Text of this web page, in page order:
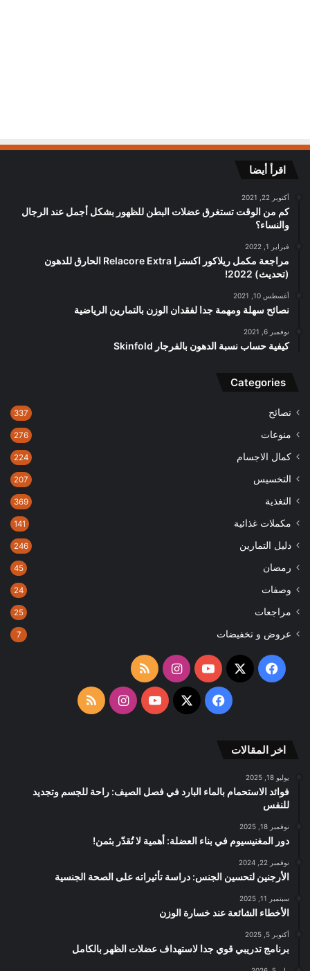
اقرأ أيضا
أكتوبر 22, 2021
كم من الوقت تستغرق عضلات البطن للظهور بشكل أجمل عند الرجال
والنساء؟
فبراير 1, 2022
مراجعة مكمل ريلاكور اكسترا Relacore Extra الحارق للدهون
(تحديث) 2022!
أغسطس 10, 2021
نصائح سهلة ومهمة جدا لفقدان الوزن بالتمارين الرياضية
نوفمبر 6, 2021
كيفية حساب نسبة الدهون بالفرجار Skinfold
Categories
نصائح 337
منوعات 276
كمال الاجسام 224
التخسيس 207
التغذية 369
مكملات غذائية 141
دليل التمارين 246
رمضان 45
وصفات 24
مراجعات 25
عروض و تخفيضات 7
فيسبوك
‫X
‫YouTubeانستقرامملخص
الموقع
فيسبوك
‫X
‫YouTubeانستقرامملخص
اخر المقالات
يوليو 18, 2025
فوائد الاستحمام بالماء البارد في فصل الصيف: راحة للجسم وتجديد
للنفس
نوفمبر 18, 2025
دور المغنيسيوم في بناء العضلة: أهمية لا تُقدّر بثمن!
نوفمبر 22, 2024
الأرجنين لتحسين الجنس: دراسة تأثيراته على الصحة الجنسية
سبتمبر 11, 2025
الأخطاء الشائعة عند خسارة الوزن
أكتوبر 5, 2025
برنامج تدريبي قوي جدا لاستهداف عضلات الظهر بالكامل